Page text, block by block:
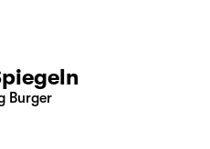
Burger